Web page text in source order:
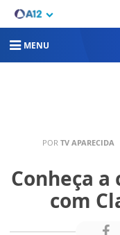
MENU
POR TV APARECIDA
Conheça a
com